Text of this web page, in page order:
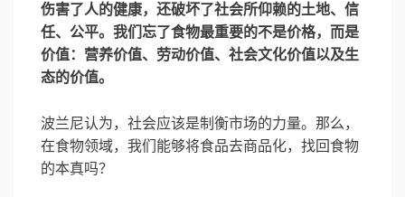
伤害了人的健康，还破坏了社会所仰赖的土地、信
任、公平。我们忘了食物最重要的不是价格，而是
价值：营养价值、劳动价值、社会文化价值以及生
态的价值。
波兰尼认为，社会应该是制衡市场的力量。那么，
在食物领域，我们能够将食品去商品化，找回食物
的本真吗？